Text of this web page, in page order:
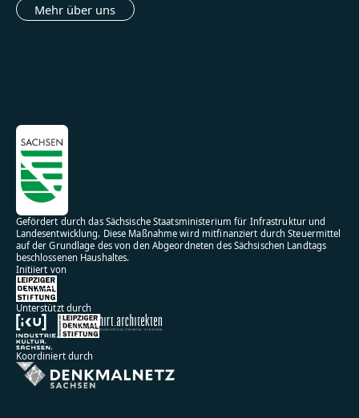
Mehr über uns
Gefördert durch das Sächsische Staatsministerium für Infrastruktur und
Landesentwicklung. Diese Maßnahme wird mitfinanziert durch Steuermittel
auf der Grundlage des von den Abgeordneten des Sächsischen Landtags
beschlossenen Haushaltes.
Initiiert von
Unterstützt durch
Koordiniert durch